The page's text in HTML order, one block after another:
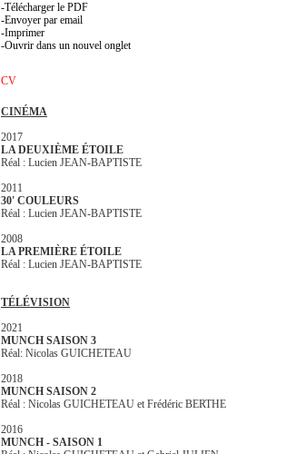
Télécharger le PDF
Envoyer par email
Imprimer
Ouvrir dans un nouvel onglet
CV
CINÉMA
2017
LA DEUXIÈME ÉTOILE
Réal : Lucien JEAN-BAPTISTE
2011
30' COULEURS
Réal : Lucien JEAN-BAPTISTE
2008
LA PREMIÈRE ÉTOILE
Réal : Lucien JEAN-BAPTISTE
TÉLÉVISION
2021
MUNCH SAISON 3
Réal: Nicolas GUICHETEAU
2018
MUNCH SAISON 2
Réal : Nicolas GUICHETEAU et Frédéric BERTHE
2016
MUNCH - SAISON 1